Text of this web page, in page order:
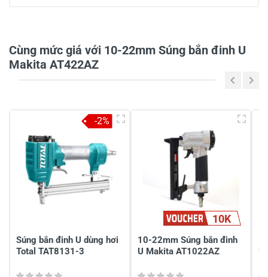
2
-
1
-
Chia sẻ nhận xét về sản phẩm
Viết nhận xét của bạn
Cùng mức giá với 10-22mm Súng bắn đinh U
Makita AT422AZ
Súng bắn đinh U dùng hơi
Total TAT8131-3
-2%
10K
10-22mm Súng bắn đinh
U Makita AT1022AZ
U